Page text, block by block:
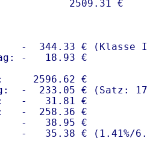
-  344.33 € (Klasse I)
-   18.93 €
2596.62 €
-  233.05 € (Satz:
-   31.81 €
-  258.36 €
-   38.95 €
-   35.38 € ( 1.41%/